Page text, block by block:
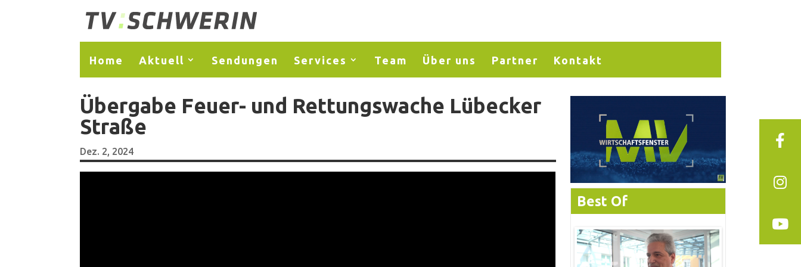
Home Aktuell Sendungen Services Team Über uns Partner Kontakt
Übergabe Feuer- und Rettungswache Lübecker
Straße
Dez. 2, 2024
Best Of